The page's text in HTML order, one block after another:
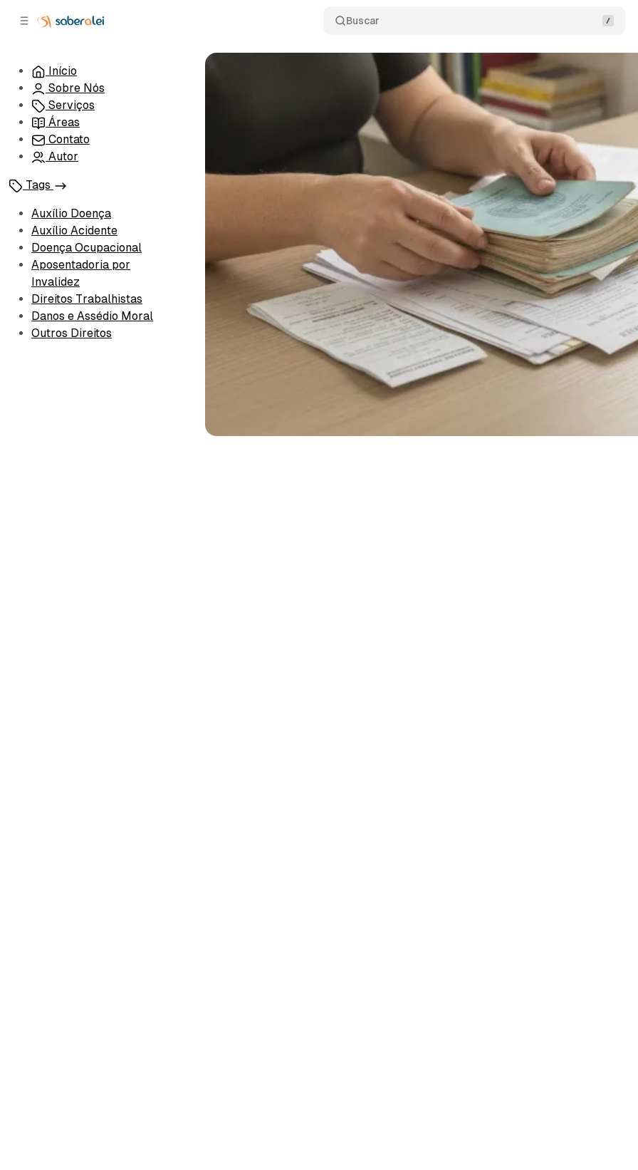
Buscar
Início
Sobre Nós
Serviços
Áreas
Contato
Autor
Tags
Auxílio Doença
Auxílio Acidente
Doença Ocupacional
Aposentadoria por
Invalidez
Direitos Trabalhistas
Danos e Assédio Moral
Outros Direitos